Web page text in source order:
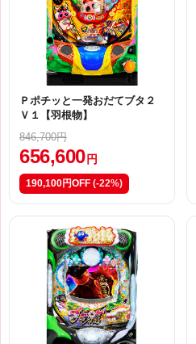
Ｐポチッと一発おだてブタ２
Ｖ１【羽根物】
846,700円
656,600 円
190,100円OFF (-22%)